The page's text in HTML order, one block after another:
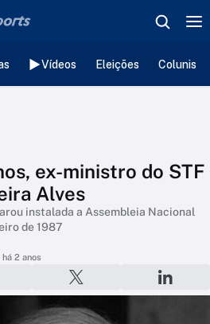
Vídeos Eleições
ex-ministro do STF
Alves
instalada a Assembleia Nacional
de 1987
há 2 anos